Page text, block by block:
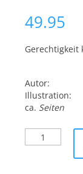
49.95
Gerechtigkeit
Autor:
Illustration:
ca. Seiten
Gerechtigkeit
kennt